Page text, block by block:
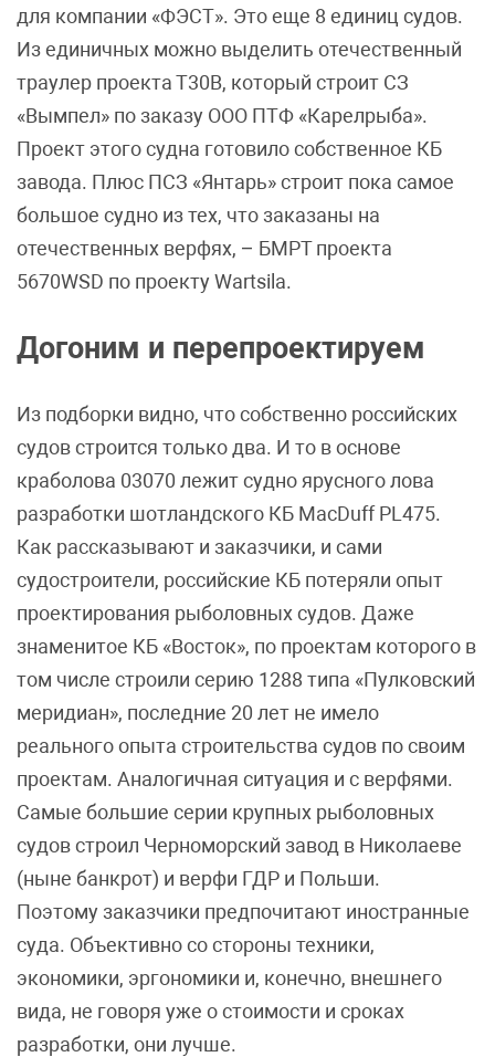
для компании «ФЭСТ». Это еще 8 единиц судов.
Из единичных можно выделить отечественный
траулер проекта Т30В, который строит СЗ
«Вымпел» по заказу ООО ПТФ «Карелрыба».
Проект этого судна готовило собственное КБ
завода. Плюс ПСЗ «Янтарь» строит пока самое
большое судно из тех, что заказаны на
отечественных верфях, – БМРТ проекта
5670WSD по проекту Wartsila.
Догоним и перепроектируем
Из подборки видно, что собственно российских
судов строится только два. И то в основе
краболова 03070 лежит судно ярусного лова
разработки шотландского КБ MacDuff PL475.
Как рассказывают и заказчики, и сами
судостроители, российские КБ потеряли опыт
проектирования рыболовных судов. Даже
знаменитое КБ «Восток», по проектам которого в
том числе строили серию 1288 типа «Пулковский
меридиан», последние 20 лет не имело
реального опыта строительства судов по своим
проектам. Аналогичная ситуация и с верфями.
Самые большие серии крупных рыболовных
судов строил Черноморский завод в Николаеве
(ныне банкрот) и верфи ГДР и Польши.
Поэтому заказчики предпочитают иностранные
суда. Объективно со стороны техники,
экономики, эргономики и, конечно, внешнего
вида, не говоря уже о стоимости и сроках
разработки, они лучше.